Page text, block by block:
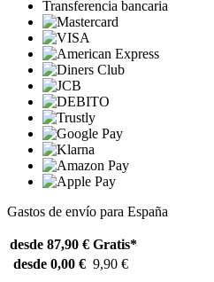
Transferencia bancaria
Gastos de envío para España
desde 87,90 € Gratis*
desde 0,00 € 9,90 €